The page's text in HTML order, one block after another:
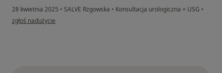
28 kwietnia 2025 • SALVE Rzgowska • Konsultacja urologiczna + USG •
w opinii użytkownika Markus
zgłoś nadużycie